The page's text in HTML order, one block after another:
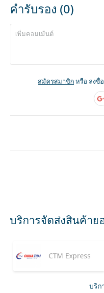
คำรับรอง (0)
สมัครสมาชิก หรือ ลงชื่
บริการจัดส่งสินค้าย
CTM Express
บริก